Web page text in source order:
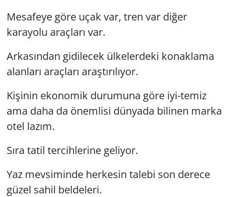
Mesafeye göre uçak var, tren var diğer
karayolu araçları var.
Arkasından gidilecek ülkelerdeki konaklama
alanları araçları araştırılıyor.
Kişinin ekonomik durumuna göre iyi-temiz
ama daha da önemlisi dünyada bilinen marka
otel lazım.
Sıra tatil tercihlerine geliyor.
Yaz mevsiminde herkesin talebi son derece
güzel sahil beldeleri.